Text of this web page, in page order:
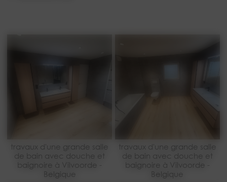
travaux d'une grande salle
de bain avec douche et
baignoire à Vilvoorde -
Belgique
travaux d'une grande salle
de bain avec douche et
baignoire à Vilvoorde -
Belgique